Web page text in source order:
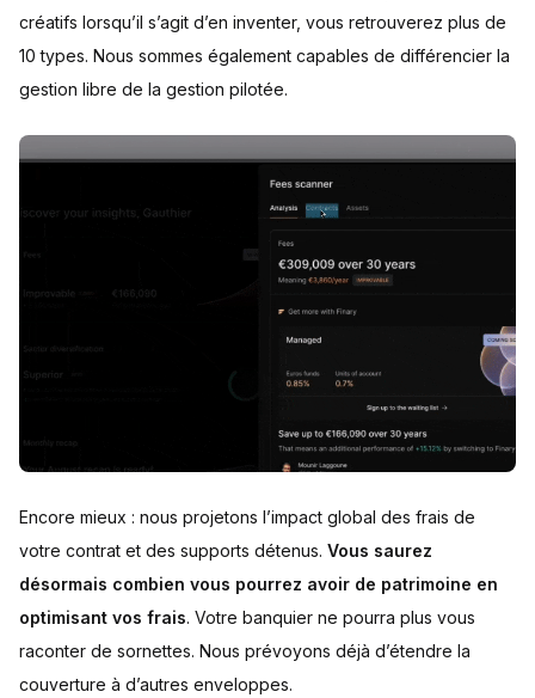
créatifs lorsqu’il s’agit d’en inventer, vous retrouverez plus de
10 types. Nous sommes également capables de différencier la
gestion libre de la gestion pilotée.
Encore mieux : nous projetons l’impact global des frais de
votre contrat et des supports détenus. Vous saurez
désormais combien vous pourrez avoir de patrimoine en
optimisant vos frais. Votre banquier ne pourra plus vous
raconter de sornettes. Nous prévoyons déjà d’étendre la
couverture à d’autres enveloppes.